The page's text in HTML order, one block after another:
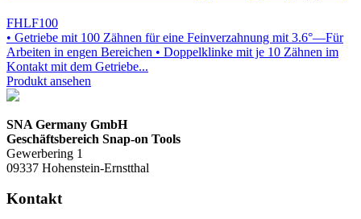
FHLF100
• Getriebe mit 100 Zähnen für eine Feinverzahnung mit 3.6°—Für
Arbeiten in engen Bereichen • Doppelklinke mit je 10 Zähnen im
Kontakt mit dem Getriebe...
Produkt ansehen
SNA Germany GmbH
Geschäftsbereich Snap-on Tools
Gewerbering 1
09337 Hohenstein-Ernstthal
Kontakt